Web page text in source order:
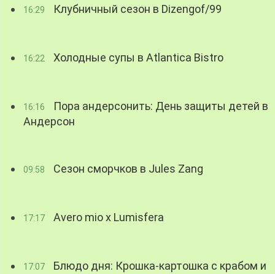
16:29 Клубничный сезон в Dizengof/99
16:22 Холодные супы в Atlantica Bistro
16:16
Пора андерсонить: День защиты детей в
Андерсон
09:58 Сезон сморчков в Jules Zang
17:17 Avero mio x Lumisfera
17:07
Блюдо дня: Крошка-картошка с крабом и